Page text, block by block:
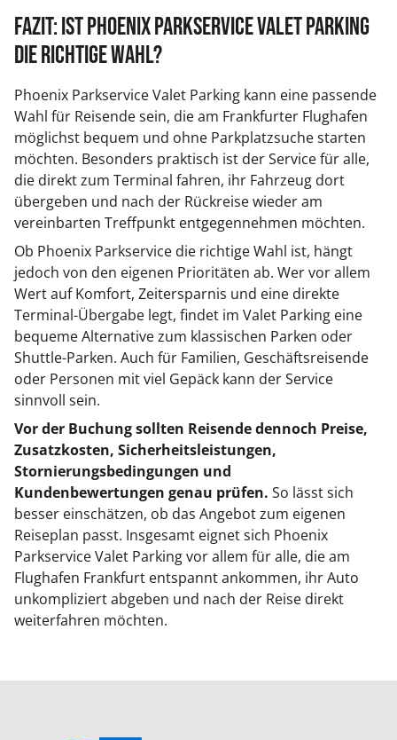
Fazit: Ist Phoenix Parkservice Valet Parking
die richtige Wahl?
Phoenix Parkservice Valet Parking kann eine passende
Wahl für Reisende sein, die am Frankfurter Flughafen
möglichst bequem und ohne Parkplatzsuche starten
möchten. Besonders praktisch ist der Service für alle,
die direkt zum Terminal fahren, ihr Fahrzeug dort
übergeben und nach der Rückreise wieder am
vereinbarten Treffpunkt entgegennehmen möchten.
Ob Phoenix Parkservice die richtige Wahl ist, hängt
jedoch von den eigenen Prioritäten ab. Wer vor allem
Wert auf Komfort, Zeitersparnis und eine direkte
Terminal-Übergabe legt, findet im Valet Parking eine
bequeme Alternative zum klassischen Parken oder
Shuttle-Parken. Auch für Familien, Geschäftsreisende
oder Personen mit viel Gepäck kann der Service
sinnvoll sein.
Vor der Buchung sollten Reisende dennoch Preise,
Zusatzkosten, Sicherheitsleistungen,
Stornierungsbedingungen und
Kundenbewertungen genau prüfen. So lässt sich
besser einschätzen, ob das Angebot zum eigenen
Reiseplan passt. Insgesamt eignet sich Phoenix
Parkservice Valet Parking vor allem für alle, die am
Flughafen Frankfurt entspannt ankommen, ihr Auto
unkompliziert abgeben und nach der Reise direkt
weiterfahren möchten.